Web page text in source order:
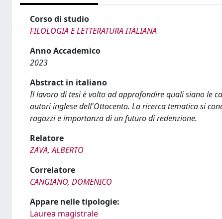
Corso di studio
FILOLOGIA E LETTERATURA ITALIANA
Anno Accademico
2023
Abstract in italiano
Il lavoro di tesi è volto ad approfondire quali siano le
autori inglese dell'Ottocento. La ricerca tematica si
ragazzi e importanza di un futuro di redenzione.
Relatore
ZAVA, ALBERTO
Correlatore
CANGIANO, DOMENICO
Appare nelle tipologie:
Laurea magistrale